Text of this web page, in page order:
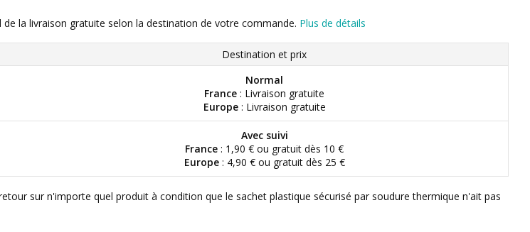
de la livraison gratuite selon la destination de votre commande. Plus de détails
Destination et prix
Normal
France : Livraison gratuite
Europe: Livraison gratuite
Avec suivi
France : 1,90 € ou gratuit dès 10 €
Europe: 4,90 € ou gratuit dès 25 €
sur n'importe quel produit à condition que le sachet plastique sécurisé par soudure thermique n'ait pas